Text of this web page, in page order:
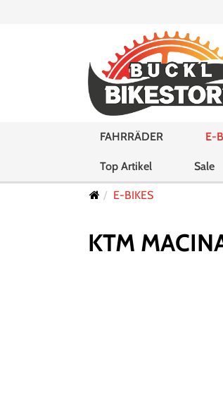
FAHRRÄDER E-
Top Artikel Sale
E-BIKES
KTM